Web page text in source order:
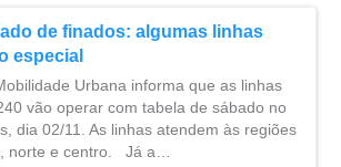
de finados: algumas linhas
especial
Urbana informa que as linhas
vão operar com tabela de sábado no
dia 02/11. As linhas atendem às regiões
norte e centro. Já a…